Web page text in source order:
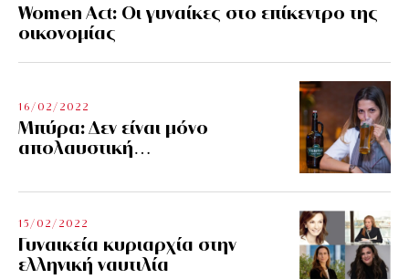
Women Act: Οι γυναίκες στο επίκεντρο της
οικονομίας
16/02/2022
Μπύρα: Δεν είναι μόνο
απολαυστική…
15/02/2022
Γυναικεία κυριαρχία στην
ελληνική ναυτιλία